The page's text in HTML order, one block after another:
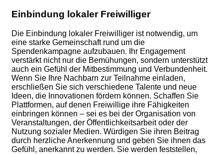
Einbindung lokaler Freiwilliger
Die Einbindung lokaler Freiwilliger ist notwendig, um
eine starke Gemeinschaft rund um die
Spendenkampagne aufzubauen. Ihr Engagement
verstärkt nicht nur die Bemühungen, sondern unterstützt
auch ein Gefühl der Mitbestimmung und Verbundenheit.
Wenn Sie Ihre Nachbarn zur Teilnahme einladen,
erschließen Sie sich verschiedene Talente und neue
Ideen, die Innovationen fördern können. Schaffen Sie
Plattformen, auf denen Freiwillige ihre Fähigkeiten
einbringen können – sei es bei der Organisation von
Veranstaltungen, der Öffentlichkeitsarbeit oder der
Nutzung sozialer Medien. Würdigen Sie ihren Beitrag
durch herzliche Anerkennung und geben Sie ihnen das
Gefühl, anerkannt zu werden. Sie werden feststellen,